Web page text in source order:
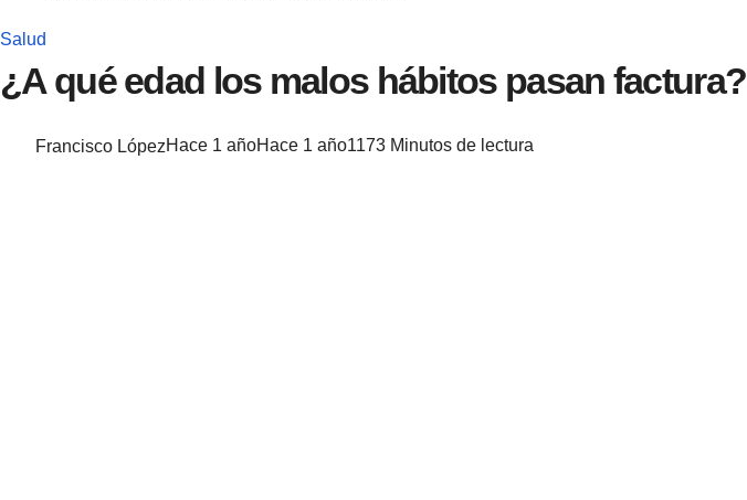
Salud
¿A qué edad los malos hábitos pasan factura?
Francisco LópezHace 1 añoHace 1 año1173 Minutos de lectura